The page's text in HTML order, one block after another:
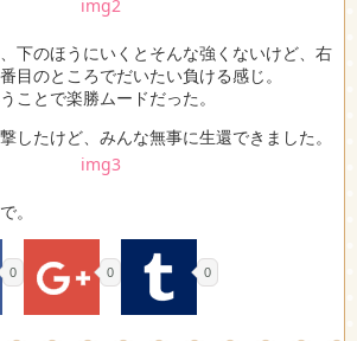
下のほうにいくとそんな強くないけど、右
目のところでだいたい負ける感じ。
ことで楽勝ムードだった。
したけど、みんな無事に生還できました。
。
0 0 0